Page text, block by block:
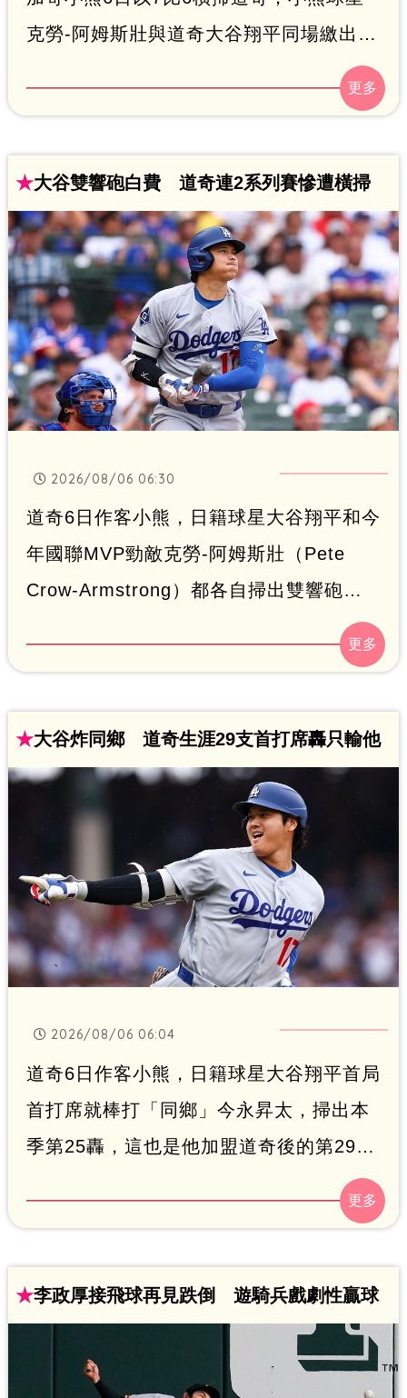
克勞-阿姆斯壯與道奇大谷翔平同場繳出雙
響砲，表現極為精彩。賽後根據最新賠
率，克勞-阿姆斯壯正式超越大谷，成為國
達成單季25轟25盜紀錄，更成為隊史首位
連續兩季達標的球員，其25歲前累積的67
轟更位居隊史第二。
★大谷雙響砲白費 道奇連2系列賽慘遭橫掃
2026/08/06 06:30
道奇6日作客小熊，日籍球星大谷翔平和今
年國聯MVP勁敵克勞-阿姆斯壯（Pete
Crow-Armstrong）都各自掃出雙響砲，
雙方加起來狂打29支安打，最後由小熊
7：6險勝，橫掃道奇送今年最慘6連敗。
★大谷炸同鄉 道奇生涯29支首打席轟只輸他
2026/08/06 06:04
道奇6日作客小熊，日籍球星大谷翔平首局
首打席就棒打「同鄉」今永昇太，掃出本
季第25轟，這也是他加盟道奇後的第29支
首局首打席全壘打，正式超越傳奇二壘手
洛培茲（Davey Lopes），獨居隊史第
★李政厚接飛球再見跌倒 遊騎兵戲劇性贏球